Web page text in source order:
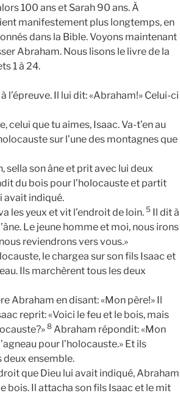
100 ans et Sarah 90 ans. À
manifestement plus longtemps, en
dans la Bible. Voyons maintenant
Abraham. Nous lisons le livre de la
1 à 24.
l’épreuve. Il lui dit: «Abraham!» Celui-ci
celui que tu aimes, Isaac. Va-t’en au
sur l’une des montagnes que
sella son âne et prit avec lui deux
du bois pour l’holocauste et partit
avait indiqué.
les yeux et vit l’endroit de loin.5 Il dit à
Le jeune homme et moi, nous irons
reviendrons vers vous.»
le chargea sur son fils Isaac et
Ils marchèrent tous les deux
Abraham en disant: «Mon père!» Il
reprit: «Voici le feu et le bois, mais
8 Abraham répondit: «Mon
pour l’holocauste.» Et ils
ensemble.
que Dieu lui avait indiqué, Abraham
bois. Il attacha son fils Isaac et le mit